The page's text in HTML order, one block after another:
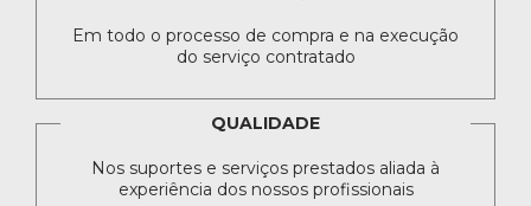
Em todo o processo de compra e na execução
do serviço contratado
QUALIDADE
Nos suportes e serviços prestados aliada à
experiência dos nossos profissionais